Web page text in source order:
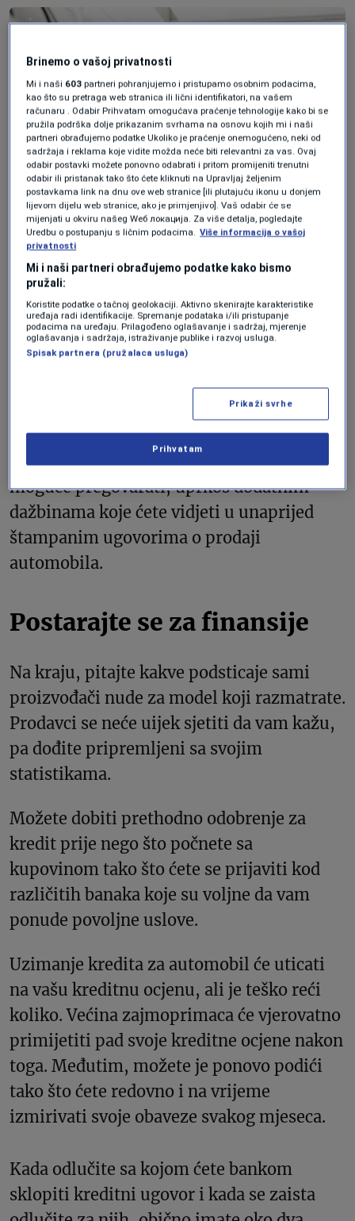
Foto: Shutterstock
Na primjer, KellyBlueBook ima sistem
poređenja „prave tržišne vrijednosti“ koji
prikazuje koliko kupci plaćaju. Ovi brojevi
zaključi prodaju vjerovatno se neće
protiviti podacima dobijenim sa sajtova.
Takođe, stručnjaci kažu da je oko svega
moguće pregovarati, uprkos dodatnim
dažbinama koje ćete vidjeti u unaprijed
štampanim ugovorima o prodaji
automobila.
Postarajte se za finansije
Na kraju, pitajte kakve podsticaje sami
proizvođači nude za model koji razmatrate.
Prodavci se neće uijek sjetiti da vam kažu,
pa dođite pripremljeni sa svojim
statistikama.
Možete dobiti prethodno odobrenje za
kredit prije nego što počnete sa
kupovinom tako što ćete se prijaviti kod
različitih banaka koje su voljne da vam
ponude povoljne uslove.
Uzimanje kredita za automobil će uticati
na vašu kreditnu ocjenu, ali je teško reći
koliko. Većina zajmoprimaca će vjerovatno
primijetiti pad svoje kreditne ocjene nakon
toga. Međutim, možete je ponovo podići
tako što ćete redovno i na vrijeme
izmirivati svoje obaveze svakog mjeseca.
Kada odlučite sa kojom ćete bankom
sklopiti kreditni ugovor i kada se zaista
Brinemo o vašoj privatnosti
Mi i naši 603 partneri pohranjujemo i pristupamo osobnim podacima,
kao što su pretraga web stranica ili lični identifikatori, na vašem
računaru . Odabir Prihvatam omogućava praćenje tehnologije kako bi se
pružila podrška dolje prikazanim svrhama na osnovu kojih mi i naši
partneri obrađujemo podatke Ukoliko je praćenje onemogućeno, neki od
sadržaja i reklama koje vidite možda neće biti relevantni za vas. Ovaj
odabir postavki možete ponovno odabrati i pritom promijeniti trenutni
odabir ili pristanak tako što ćete kliknuti na Upravljaj željenim
postavkama link na dnu ove web stranice [ili plutajuću ikonu u donjem
lijevom dijelu web stranice, ako je primjenjivo]. Vaš odabir će se
mijenjati u okviru našeg Wеб локација. Za više detalja, pogledajte
Uredbu o postupanju s ličnim podacima. Više informacija o vašoj
privatnosti
Mi i naši partneri obrađujemo podatke kako bismo
pružali:
Koristite podatke o tačnoj geolokaciji. Aktivno skenirajte karakteristike
uređaja radi identifikacije. Spremanje podataka i/ili pristupanje
podacima na uređaju. Prilagođeno oglašavanje i sadržaj, mjerenje
oglašavanja i sadržaja, istraživanje publike i razvoj usluga.
Spisak partnera (pružalaca usluga)
Prikaži svrhe
Prihvatam